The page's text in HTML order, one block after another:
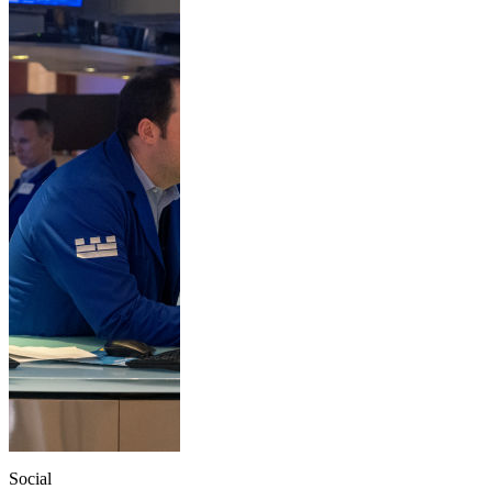
Social